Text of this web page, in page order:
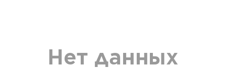
Нет данных